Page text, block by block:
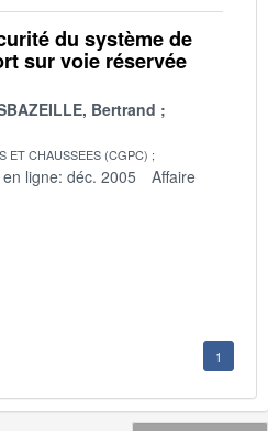
du système de
sur voie réservée
Bertrand
ET CHAUSSEES (CGPC)
ligne: déc. 2005
Affaire
1